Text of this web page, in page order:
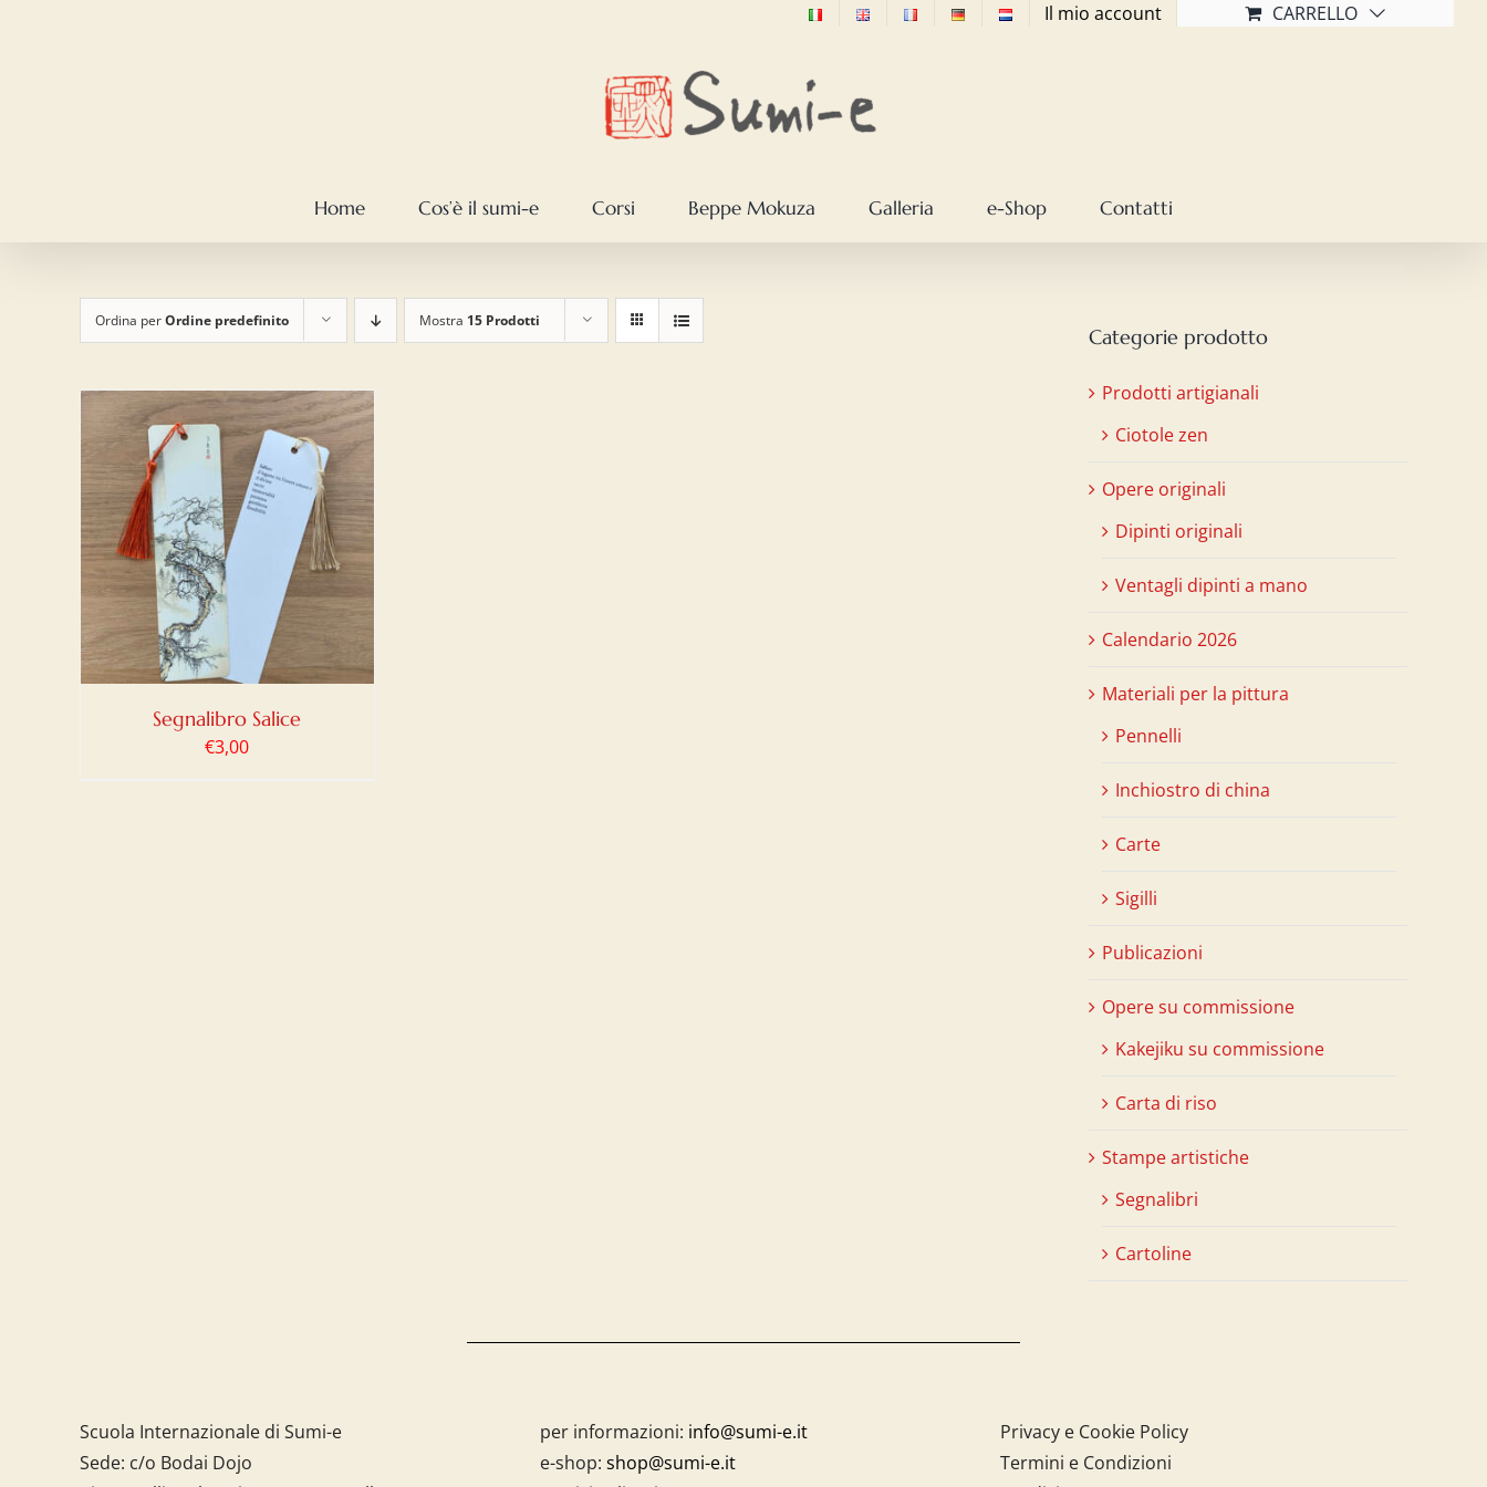
Il mio account CARRELLO
Home Cos’è il sumi-e Corsi Beppe Mokuza Galleria e-Shop Contatti
Ordina perOrdine predefinito Mostra 15 Prodotti
Segnalibro Salice
€3,00
Categorie prodotto
Prodotti artigianali
Ciotole zen
Opere originali
Dipinti originali
Ventagli dipinti a mano
Calendario 2026
Materiali per la pittura
Pennelli
Inchiostro di china
Carte
Sigilli
Publicazioni
Opere su commissione
Kakejiku su commissione
Carta di riso
Stampe artistiche
Segnalibri
Cartoline
Scuola Internazionale di Sumi-e
Sede: c/o Bodai Dojo
per informazioni: info@sumi-e.it
e-shop: shop@sumi-e.it
Privacy e Cookie Policy
Termini e Condizioni